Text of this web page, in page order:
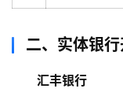
二、实体银
汇丰银行